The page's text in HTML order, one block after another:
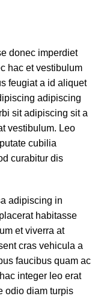
donec imperdiet
hac et vestibulum
feugiat a id aliquet
adipiscing
sit adipiscing sit a
vestibulum. Leo
cubilia
curabitur dis
adipiscing in
habitasse
et viverra at
cras vehicula a
faucibus quam ac
integer leo erat
odio diam turpis